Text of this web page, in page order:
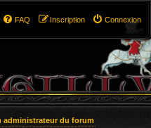
Connexion
Inscription
FAQ
administrateur du forum